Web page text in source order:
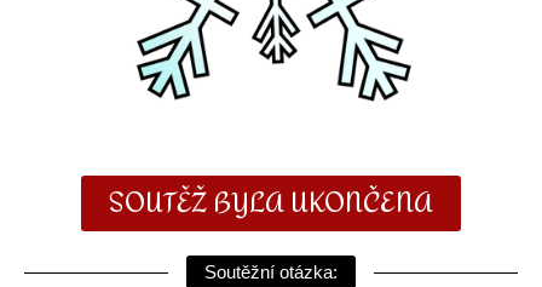
SOUTĚŽ BYLA UKONČENA
Soutěžní otázka: